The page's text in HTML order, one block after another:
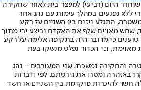
היום (רביעי) למעצר בית לאחר שחקירה
ללא נפגעים במהלך עימות עם נהג אחר
התגלע ויכוח בין השניים על רקע
שחש מאויים שלף את האקדח וביצע ירי מתוך
טוענים כי מדובר היה בתקיפה אלימה על רקע
מאוימת, וכי הכדור נפלט מנשקו בעת
והחקירה נמשכת. שני המעורבים - נהג
באזהרה ומסרו את גירסתם. לפי דוברות
חשד להיכרות מוקדמת בין השניים או חשד